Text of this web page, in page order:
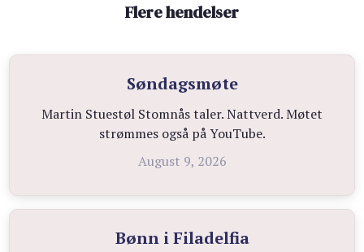
Flere hendelser
Søndagsmøte
Martin Stuestøl Stomnås taler. Nattverd. Møtet
strømmes også på YouTube.
August 9, 2026
Bønn i Filadelfia